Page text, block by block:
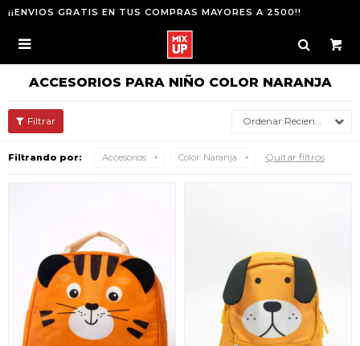
¡¡ENVIOS GRATIS EN TUS COMPRAS MAYORES A 2500!!

ACCESORIOS PARA NIÑO COLOR NARANJA
Recientes
Filtrando por: Accesorios Color: Naranja Quitar filtros